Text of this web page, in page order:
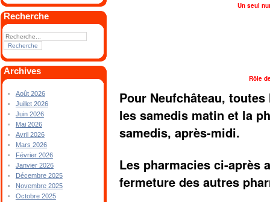
Recherche
Archives
Août 2026
Juillet 2026
Juin 2026
Mai 2026
Avril 2026
Mars 2026
Février 2026
Janvier 2026
Décembre 2025
Novembre 2025
Octobre 2025
Un seul
Rôle
Pour Neufchâteau,
les samedis matin et la
samedis, après-midi.
Les pharmacies ci-après
fermeture des autres